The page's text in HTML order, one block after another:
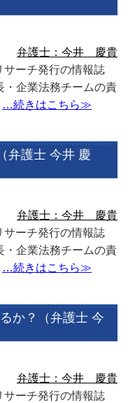
弁護士：今井 慶貴
ーチ発行の情報誌
・企業法務チームの責
…続きはこちら≫
弁護士 今井 慶
弁護士：今井 慶貴
ーチ発行の情報誌
・企業法務チームの責
…続きはこちら≫
か？（弁護士 今
弁護士：今井 慶貴
ーチ発行の情報誌